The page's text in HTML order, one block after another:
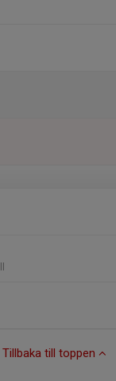
Tillbaka till toppen